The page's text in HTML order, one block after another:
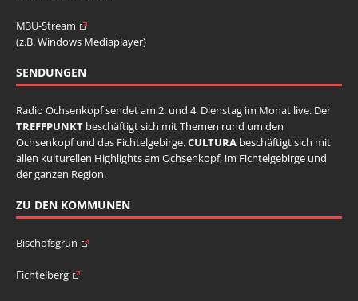
M3U-Stream
(z.B. Windows Mediaplayer)
SENDUNGEN
Radio Ochsenkopf sendet am 2. und 4. Dienstag im Monat live. Der
TREFFPUNKT beschäftigt sich mit Themen rund um den
Ochsenkopf und das Fichtelgebirge.CULTURA beschäftigt sich mit
allen kulturellen Highlights am Ochsenkopf, im Fichtelgebirge und
der ganzen Region.
ZU DEN KOMMUNEN
Bischofsgrün
Fichtelberg